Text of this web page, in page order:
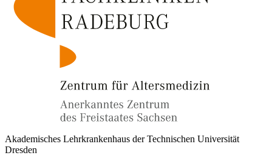
Akademisches Lehrkrankenhaus der Technischen Universität
Dresden